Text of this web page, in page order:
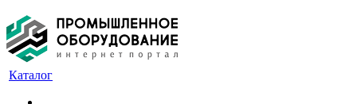
Каталог